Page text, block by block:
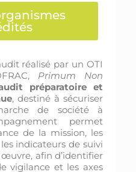
réalisé par un OTI
Primum Non
préparatoire et
, destiné à sécuriser
de société à
permet
de la mission, les
indicateurs de suivi
afin d’identifier
vigilance et les axes